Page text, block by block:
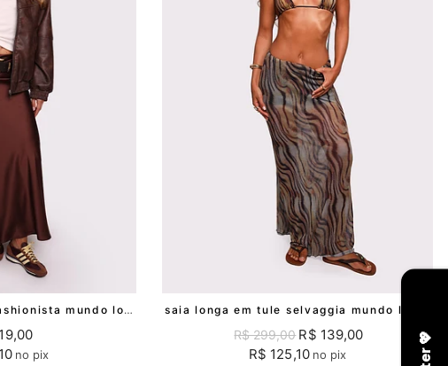
saia longa marrom fashionista mundo lolita
no pix
R$ 299,00 R$ 139,00
R$ 125,10 no pix